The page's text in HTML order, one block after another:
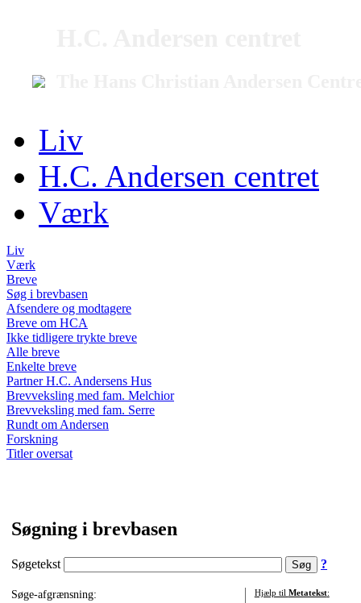
Liv
H.C. Andersen centret
Værk
Liv
Værk
Breve
Søg i brevbasen
Afsendere og modtagere
Breve om HCA
Ikke tidligere trykte breve
Alle breve
Enkelte breve
Partner H.C. Andersens Hus
Brevveksling med fam. Melchior
Brevveksling med fam. Serre
Rundt om Andersen
Forskning
Titler oversat
Søgning i brevbasen
Søgetekst ?
Søge-afgrænsning:
Hjælp til Metatekst: